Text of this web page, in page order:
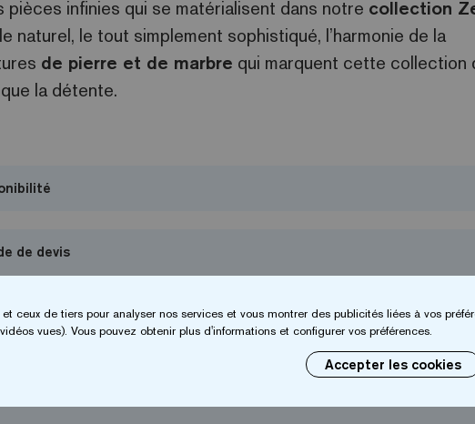
pièces infinies qui se matérialisent dans notre collection
naturel, le tout simplement sophistiqué, l’harmonie de la
de pierre et de marbre qui marquent cette collection
la détente.
de devis
Entreprise*
ceux de tiers pour analyser nos services et vous montrer des publicités liées à vos
vues). Vous pouvez obtenir plus d'informations et configurer vos préférences.
Accepter les cookies